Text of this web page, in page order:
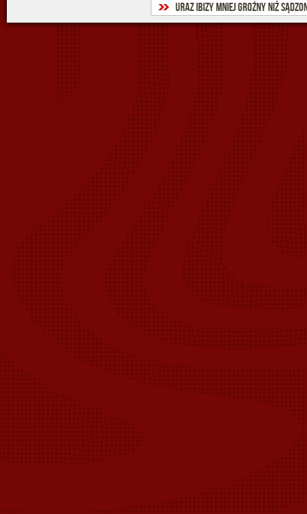
Uraz Ibizy mniej groźny niż